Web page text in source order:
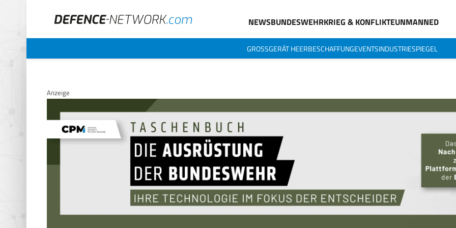
NEWSBUNDESWEHRKRIEG & KONFLIKTEUNMANNED
GROSSGERÄT HEERBESCHAFFUNGEVENTSINDUSTRIESPIEGEL
Anzeige